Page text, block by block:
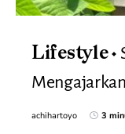
Lifestyle
achihartoyo 3